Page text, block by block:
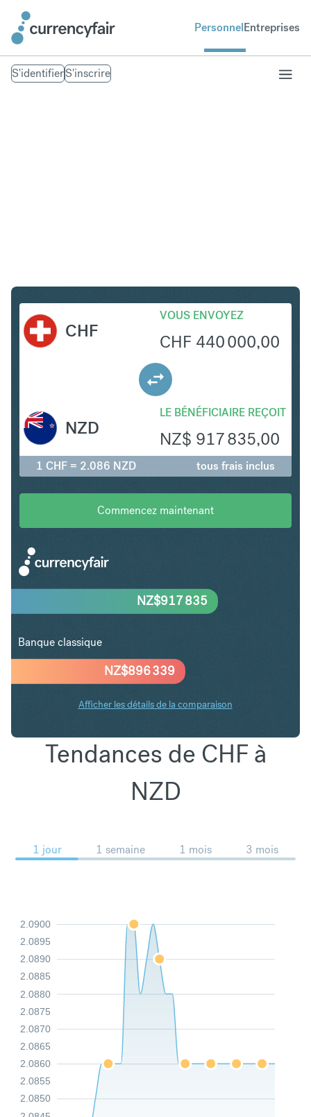
PersonnelEntreprises
S'identifierS'inscrire
CHF
VOUS ENVOYEZ
CHF 440 000,00
LE BÉNÉFICIAIRE REÇOIT
NZ$ 917 835,00
NZD
1 CHF = 2.086 NZD tous frais inclus
Commencez maintenant
NZ$896 339
NZ$917 835
Banque classique
Afficher les détails de la comparaison
Tendances de CHF à
NZD
1 jour 1 semaine 1 mois 3 mois
2.0850
2.0855
2.0860
2.0865
2.0870
2.0875
2.0880
2.0885
2.0890
2.0895
2.0900